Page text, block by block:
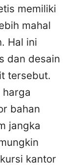
memiliki
mahal
Hal ini
dan desain
tersebut.
bahan
jangka
kantor